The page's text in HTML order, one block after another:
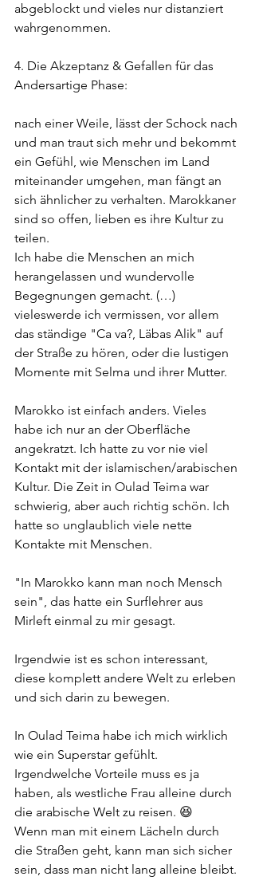
abgeblockt und vieles nur distanziert
wahrgenommen.
4. Die Akzeptanz & Gefallen für das
Andersartige Phase:
nach einer Weile, lässt der Schock nach
und man traut sich mehr und bekommt
ein Gefühl, wie Menschen im Land
miteinander umgehen, man fängt an
sich ähnlicher zu verhalten. Marokkaner
sind so offen, lieben es ihre Kultur zu
teilen.
Ich habe die Menschen an mich
herangelassen und wundervolle
Begegnungen gemacht. (…)
vieleswerde ich vermissen, vor allem
das ständige "Ca va?, Läbas Alik" auf
der Straße zu hören, oder die lustigen
Momente mit Selma und ihrer Mutter.
Marokko ist einfach anders. Vieles
habe ich nur an der Oberfläche
angekratzt. Ich hatte zu vor nie viel
Kontakt mit der islamischen/arabischen
Kultur. Die Zeit in Oulad Teima war
schwierig, aber auch richtig schön. Ich
hatte so unglaublich viele nette
Kontakte mit Menschen.
"In Marokko kann man noch Mensch
sein", das hatte ein Surflehrer aus
Mirleft einmal zu mir gesagt.
Irgendwie ist es schon interessant,
diese komplett andere Welt zu erleben
und sich darin zu bewegen.
In Oulad Teima habe ich mich wirklich
wie ein Superstar gefühlt.
Irgendwelche Vorteile muss es ja
haben, als westliche Frau alleine durch
die arabische Welt zu reisen. 😆
Wenn man mit einem Lächeln durch
die Straßen geht, kann man sich sicher
sein, dass man nicht lang alleine bleibt.